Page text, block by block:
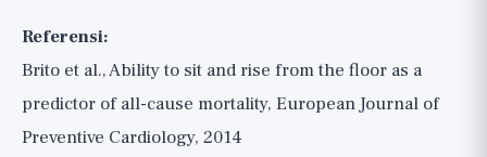
Referensi:
Brito et al., Ability to sit and rise from the floor as a
predictor of all-cause mortality, European Journal of
Preventive Cardiology, 2014